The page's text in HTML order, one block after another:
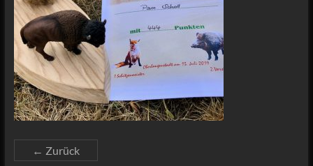
← Zurück